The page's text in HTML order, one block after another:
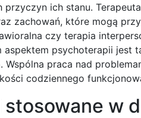
ich stanu.
zachowań, które mogą
czy terapia
psychoterapii jest
praca nad
codziennego
w